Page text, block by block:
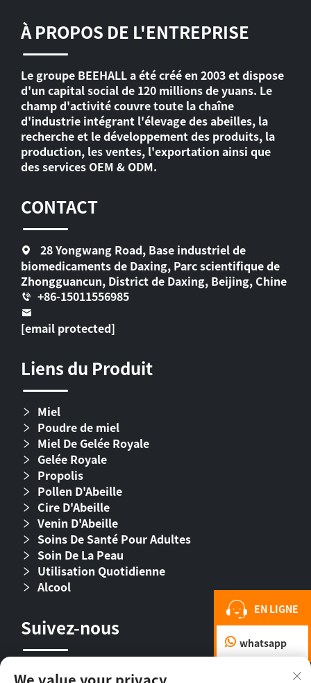
EN LIGNE
whatsapp
À PROPOS DE L'ENTREPRISE
Le groupe BEEHALL a été créé en 2003 et dispose
d'un capital social de 120 millions de yuans. Le
champ d'activité couvre toute la chaîne
d'industrie intégrant l'élevage des abeilles, la
recherche et le développement des produits, la
production, les ventes, l'exportation ainsi que
des services OEM & ODM.
CONTACT
28 Yongwang Road, Base industriel de
biomedicaments de Daxing, Parc scientifique de
Zhongguancun, District de Daxing, Beijing, Chine
+86-15011556985
[email protected]
Liens du Produit
Miel
Poudre de miel
Miel De Gelée Royale
Gelée Royale
Propolis
Pollen D'Abeille
Cire D'Abeille
Venin D'Abeille
Soins De Santé Pour Adultes
Soin De La Peau
Utilisation Quotidienne
Alcool
Suivez-nous